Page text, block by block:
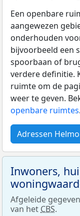
Een openbare
aangewezen
onderhouden
bijvoorbeeld een
spoorbaan of
verdere definitie.
ruimte om de
weer te geven.
openbare ruimtes.
Adressen
Inwoners,
Afgeleide
van het CBS.